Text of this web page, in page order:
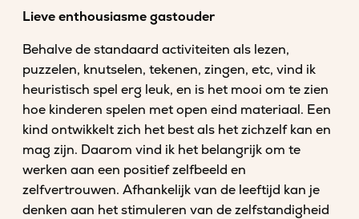
Lieve enthousiasme gastouder
Behalve de standaard activiteiten als lezen,
puzzelen, knutselen, tekenen, zingen, etc, vind ik
heuristisch spel erg leuk, en is het mooi om te zien
hoe kinderen spelen met open eind materiaal. Een
kind ontwikkelt zich het best als het zichzelf kan en
mag zijn. Daarom vind ik het belangrijk om te
werken aan een positief zelfbeeld en
zelfvertrouwen. Afhankelijk van de leeftijd kan je
denken aan het stimuleren van de zelfstandigheid